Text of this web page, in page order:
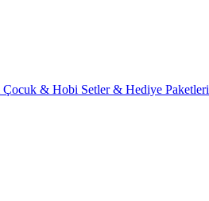
Çocuk & Hobi Setler & Hediye Paketleri